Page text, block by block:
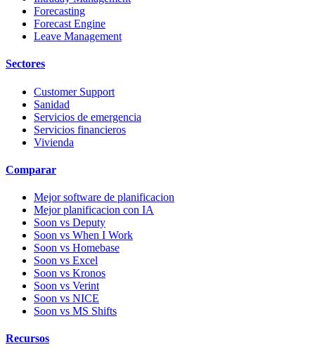
Forecasting
Forecast Engine
Leave Management
Sectores
Customer Support
Sanidad
Servicios de emergencia
Servicios financieros
Vivienda
Comparar
Mejor software de planificacion
Mejor planificacion con IA
Soon vs Deputy
Soon vs When I Work
Soon vs Homebase
Soon vs Excel
Soon vs Kronos
Soon vs Verint
Soon vs NICE
Soon vs MS Shifts
Recursos